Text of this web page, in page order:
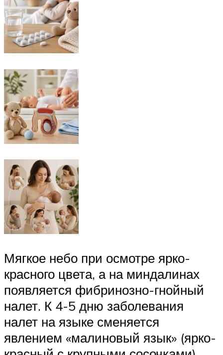
Мягкое небо при осмотре ярко-
красного цвета, а на миндалинах
появляется фибринозно-гнойный
налет. К 4-5 дню заболевания
налет на языке сменяется
явлением «малиновый язык» (ярко-